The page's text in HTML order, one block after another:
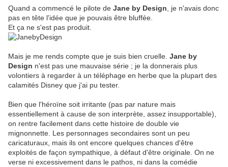
Quand a commencé le pilote de Jane by Design , je n'avais donc
pas en tête l'idée que je pouvais être bluffée.
Et ça ne s'est pas produit.
Mais je me rends compte que je suis bien cruelle. Jane by
Design n'est pas une mauvaise série ; je la donnerais plus
volontiers à regarder à un téléphage en herbe que la plupart des
calamités Disney que j'ai pu tester.
Bien que l'héroïne soit irritante (pas par nature mais
essentiellement à cause de son interprète, assez insupportable),
on rentre facilement dans cette histoire de double vie
mignonnette. Les personnages secondaires sont un peu
caricaturaux, mais ils ont encore quelques chances d'être
exploités de façon sympathique, à défaut d'être originale. On ne
verse ni excessivement dans le pathos, ni dans la comédie